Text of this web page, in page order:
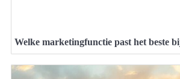
Welke marketingfunctie past het beste